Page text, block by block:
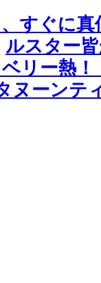
ン
ペ
ン
は
すぐに
ルスター
リー熱
ヌーンテ